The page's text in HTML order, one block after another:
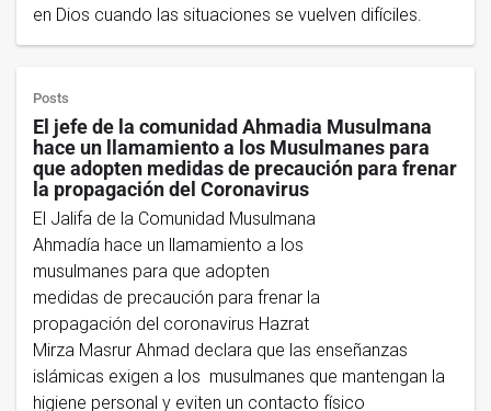
en Dios cuando las situaciones se vuelven difíciles.
Posts
El jefe de la comunidad Ahmadia Musulmana
hace un llamamiento a los Musulmanes para
que adopten medidas de precaución para frenar
la propagación del Coronavirus
El Jalifa de la Comunidad Musulmana
Ahmadía hace un llamamiento a los
musulmanes para que adopten
medidas de precaución para frenar la
propagación del coronavirus Hazrat
Mirza Masrur Ahmad declara que las enseñanzas
islámicas exigen a los musulmanes que mantengan la
higiene personal y eviten un contacto físico